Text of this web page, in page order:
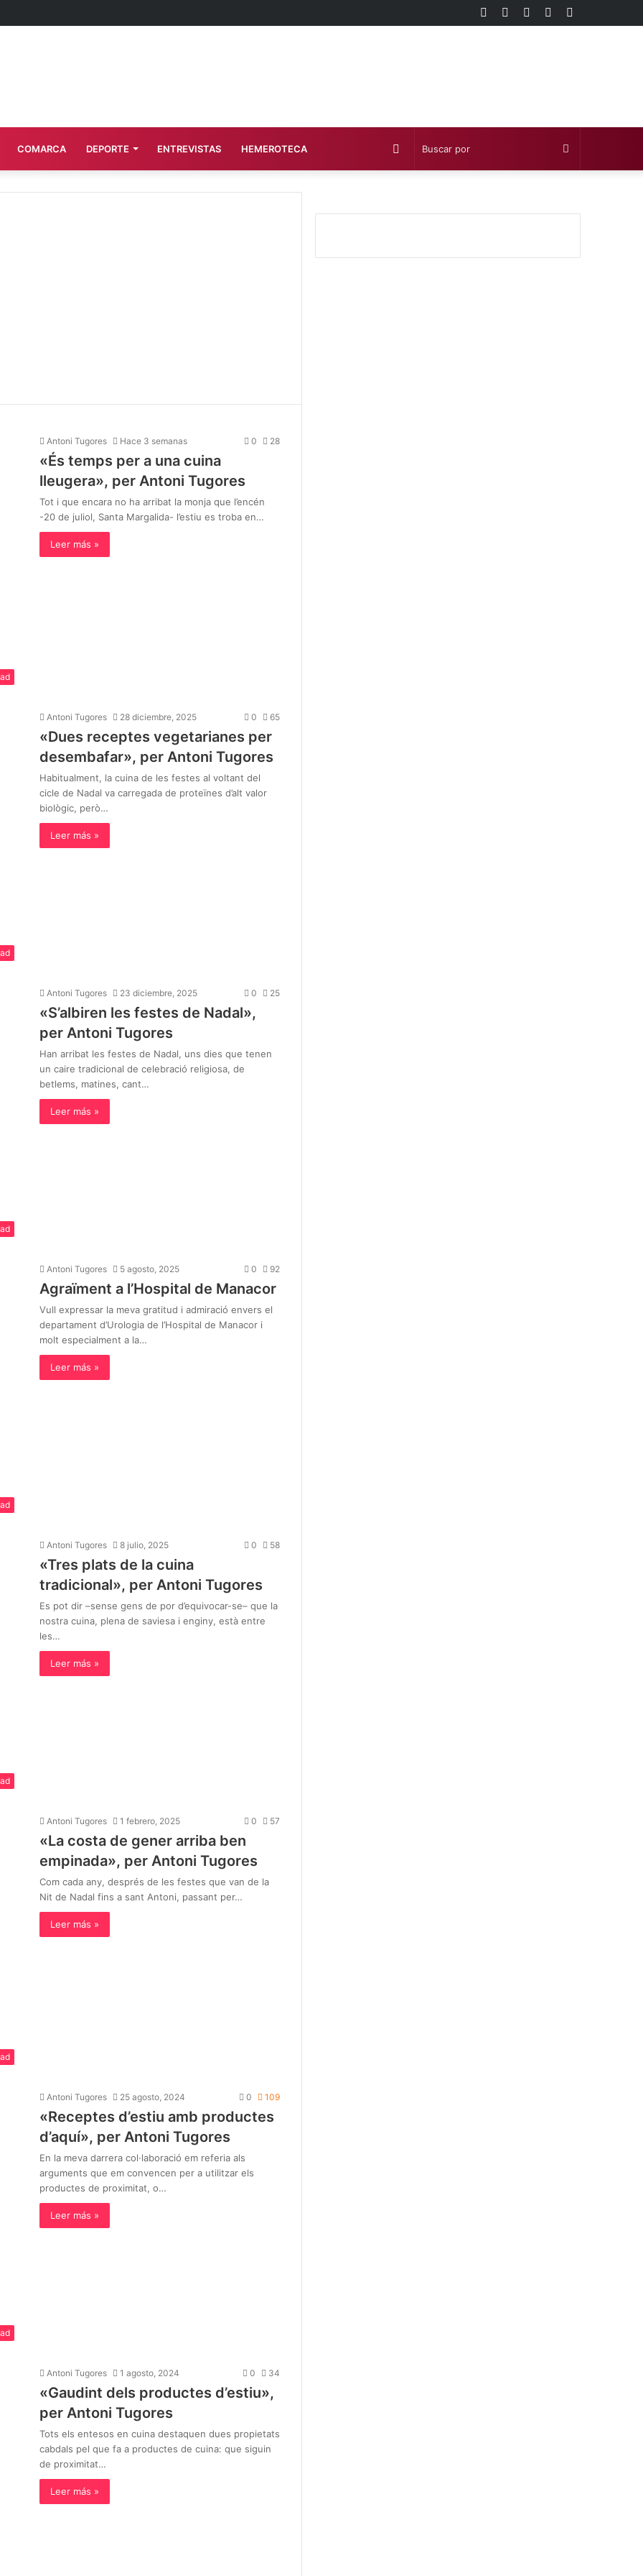
Instagram
YouTube
Twitter
Facebook
COMARCA DEPORTE ENTREVISTAS HEMEROTECA Publicación
Antoni Tugores Hace 3 semanas 0 28
«És temps per a una cuina
lleugera», per Antoni Tugores
Tot i que encara no ha arribat la monja que l’encén
-20 de juliol, Santa Margalida- l’estiu es troba en…
Leer más »
Antoni Tugores 28 diciembre, 2025 0 65
«Dues receptes vegetarianes per
desembafar», per Antoni Tugores
Habitualment, la cuina de les festes al voltant del
cicle de Nadal va carregada de proteïnes d’alt valor
biològic, però…
Leer más »
Antoni Tugores 23 diciembre, 2025 0 25
«S’albiren les festes de Nadal»,
per Antoni Tugores
Han arribat les festes de Nadal, uns dies que tenen
un caire tradicional de celebració religiosa, de
betlems, matines, cant…
Leer más »
Antoni Tugores 5 agosto, 2025 0 92
Agraïment a l’Hospital de Manacor
Vull expressar la meva gratitud i admiració envers el
departament d’Urologia de l’Hospital de Manacor i
molt especialment a la…
Leer más »
Antoni Tugores 8 julio, 2025 0 58
«Tres plats de la cuina
tradicional», per Antoni Tugores
Es pot dir –sense gens de por d’equivocar-se– que la
nostra cuina, plena de saviesa i enginy, està entre
les…
Leer más »
Antoni Tugores 1 febrero, 2025 0 57
«La costa de gener arriba ben
empinada», per Antoni Tugores
Com cada any, després de les festes que van de la
Nit de Nadal fins a sant Antoni, passant per…
Leer más »
Antoni Tugores 25 agosto, 2024 0 109
«Receptes d’estiu amb productes
d’aquí», per Antoni Tugores
En la meva darrera col·laboració em referia als
arguments que em convencen per a utilitzar els
productes de proximitat, o…
Leer más »
Antoni Tugores 1 agosto, 2024 0 34
«Gaudint dels productes d’estiu»,
per Antoni Tugores
Tots els entesos en cuina destaquen dues propietats
cabdals pel que fa a productes de cuina: que siguin
de proximitat…
Leer más »